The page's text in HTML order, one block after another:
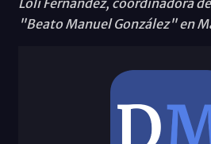
"Beato Manuel González" en